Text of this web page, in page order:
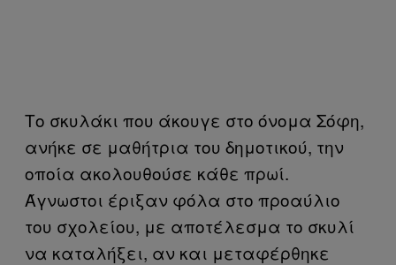
Το σκυλάκι που άκουγε στο όνομα Σόφη,
ανήκε σε μαθήτρια του δημοτικού, την
οποία ακολουθούσε κάθε πρωί.
Άγνωστοι έριξαν φόλα στο προαύλιο
του σχολείου, με αποτέλεσμα το σκυλί
να καταλήξει, αν και μεταφέρθηκε